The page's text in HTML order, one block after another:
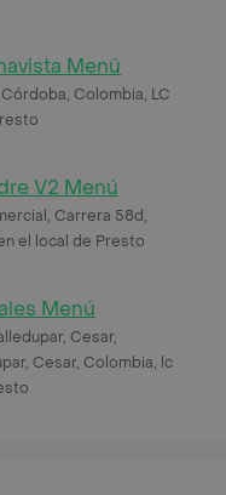
Menú
Colombia, LC
V2 Menú
Carrera 58d,
el local de Presto
Menú
Cesar,
Cesar, Colombia, lc